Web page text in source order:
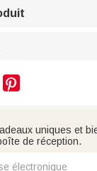

uniques et
de réception.